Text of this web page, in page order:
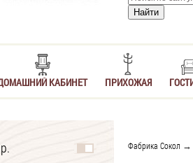
КАБИНЕТ ПРИХОЖАЯ
Фабрика Сокол →